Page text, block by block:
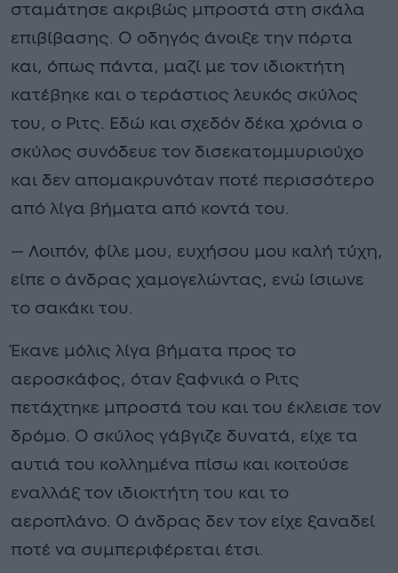
σταμάτησε ακριβώς μπροστά στη σκάλα
επιβίβασης. Ο οδηγός άνοιξε την πόρτα
και, όπως πάντα, μαζί με τον ιδιοκτήτη
κατέβηκε και ο τεράστιος λευκός σκύλος
του, ο Ριτς. Εδώ και σχεδόν δέκα χρόνια ο
σκύλος συνόδευε τον δισεκατομμυριούχο
και δεν απομακρυνόταν ποτέ περισσότερο
από λίγα βήματα από κοντά του.
— Λοιπόν, φίλε μου, ευχήσου μου καλή τύχη,
είπε ο άνδρας χαμογελώντας, ενώ ίσιωνε
το σακάκι του.
Έκανε μόλις λίγα βήματα προς το
αεροσκάφος, όταν ξαφνικά ο Ριτς
πετάχτηκε μπροστά του και του έκλεισε τον
δρόμο. Ο σκύλος γάβγιζε δυνατά, είχε τα
αυτιά του κολλημένα πίσω και κοιτούσε
εναλλάξ τον ιδιοκτήτη του και το
αεροπλάνο. Ο άνδρας δεν τον είχε ξαναδεί
ποτέ να συμπεριφέρεται έτσι.